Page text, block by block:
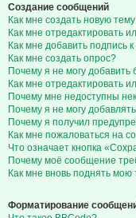
Создание сообщений
Как мне создать новую
Как мне отредактировать
Как мне добавить подпись
Как мне создать опрос?
Почему я не могу добавить
Как мне отредактировать
Почему мне недоступны
Почему я не могу
Почему я получил
Как мне пожаловаться на
Что означает кнопка
Почему моё сообщение
Как мне вновь поднять мою
Форматирование